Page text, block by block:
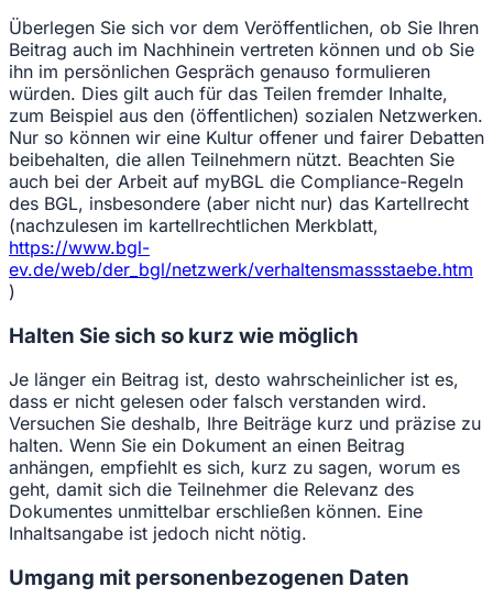
Überlegen Sie sich vor dem Veröffentlichen, ob Sie Ihren
Beitrag auch im Nachhinein vertreten können und ob Sie
ihn im persönlichen Gespräch genauso formulieren
würden. Dies gilt auch für das Teilen fremder Inhalte,
zum Beispiel aus den (öffentlichen) sozialen Netzwerken.
Nur so können wir eine Kultur offener und fairer Debatten
beibehalten, die allen Teilnehmern nützt. Beachten Sie
auch bei der Arbeit auf myBGL die Compliance-Regeln
des BGL, insbesondere (aber nicht nur) das Kartellrecht
(nachzulesen im kartellrechtlichen Merkblatt,
https://www.bgl-
ev.de/web/der_bgl/netzwerk/verhaltensmassstaebe.htm
)
Halten Sie sich so kurz wie möglich
Je länger ein Beitrag ist, desto wahrscheinlicher ist es,
dass er nicht gelesen oder falsch verstanden wird.
Versuchen Sie deshalb, Ihre Beiträge kurz und präzise zu
halten. Wenn Sie ein Dokument an einen Beitrag
anhängen, empfiehlt es sich, kurz zu sagen, worum es
geht, damit sich die Teilnehmer die Relevanz des
Dokumentes unmittelbar erschließen können. Eine
Inhaltsangabe ist jedoch nicht nötig.
Umgang mit personenbezogenen Daten